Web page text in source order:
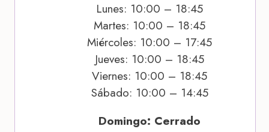
Lunes: 10:00 – 18:45
Martes: 10:00 – 18:45
Miércoles: 10:00 – 17:45
Jueves: 10:00 – 18:45
Viernes: 10:00 – 18:45
Sábado: 10:00 – 14:45
Domingo: Cerrado